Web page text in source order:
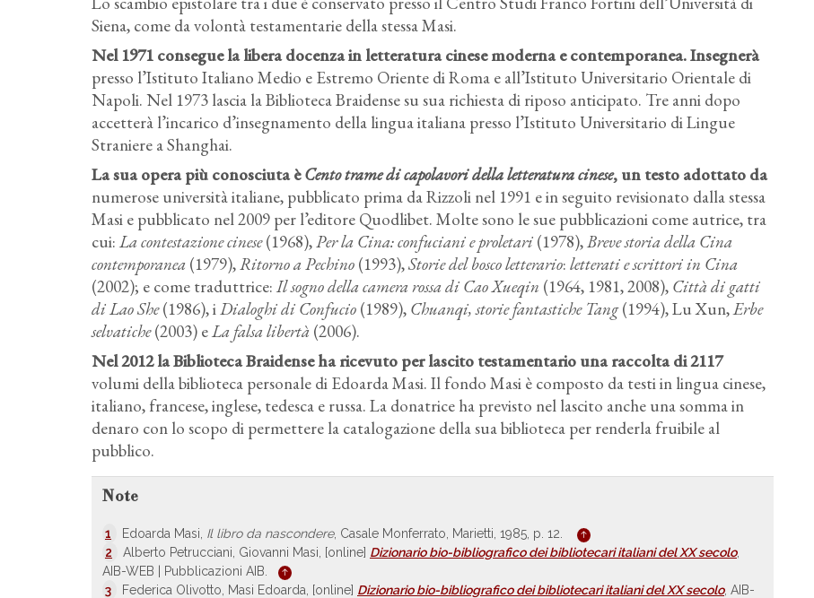
Siena, come da volontà testamentarie della stessa Masi.
Nel 1971 consegue la libera docenza in letteratura cinese moderna e contemporanea. Insegnerà
presso l’Istituto Italiano Medio e Estremo Oriente di Roma e all’Istituto Universitario Orientale di
Napoli. Nel 1973 lascia la Biblioteca Braidense su sua richiesta di riposo anticipato. Tre anni dopo
accetterà l’incarico d’insegnamento della lingua italiana presso l’Istituto Universitario di Lingue
Straniere a Shanghai.
La sua opera più conosciuta èCento trame di capolavori della letteratura cinese, un testo adottato da
numerose università italiane, pubblicato prima da Rizzoli nel 1991 e in seguito revisionato dalla stessa
Masi e pubblicato nel 2009 per l’editore Quodlibet. Molte sono le sue pubblicazioni come autrice, tra
cui: La contestazione cinese(1968),Per la Cina: confuciani e proletari (1978),Breve storia della Cina
contemporanea (1979),Ritorno a Pechino (1993),Storie del bosco letterario: letterati e scrittori in Cina
(2002); e come traduttrice: Il sogno della camera rossa di Cao Xueqin (1964, 1981, 2008), Città di gatti
di Lao She(1986), iDialoghi di Confucio (1989), Chuanqi, storie fantastiche Tang(1994), Lu Xun,Erbe
selvatiche(2003) eLa falsa libertà (2006).
Nel 2012 la Biblioteca Braidense ha ricevuto per lascito testamentario una raccolta di 2117
volumi della biblioteca personale di Edoarda Masi. Il fondo Masi è composto da testi in lingua cinese,
italiano, francese, inglese, tedesca e russa. La donatrice ha previsto nel lascito anche una somma in
denaro con lo scopo di permettere la catalogazione della sua biblioteca per renderla fruibile al
pubblico.
Note
1 Edoarda Masi, Il libro da nascondere, Casale Monferrato, Marietti, 1985, p. 12.
2
Alberto Petrucciani, Giovanni Masi, [online] Dizionario bio-bibliografico dei bibliotecari italiani del XX secolo,
AIB-WEB | Pubblicazioni AIB.
3
Federica Olivotto, Masi Edoarda, [online] Dizionario bio-bibliografico dei bibliotecari italiani del XX secolo, AIB-